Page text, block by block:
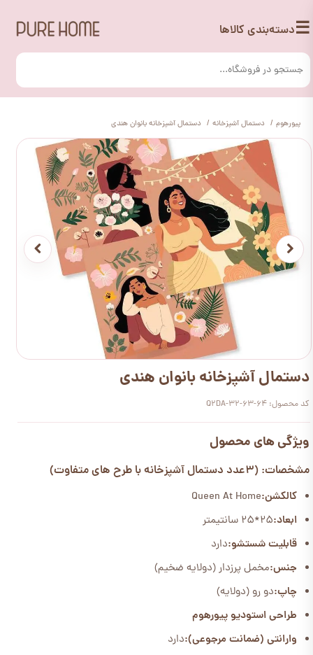
☰دسته‌بندی کالاها
پیورهوم دستمال آشپزخانه دستمال آشپزخانه بانوان هندی
دستمال آشپزخانه بانوان هندی
کد محصول: Q2DA-32-63-64
ویژگی های محصول
مشخصات: (3عدد دستمال آشپزخانه با طرح های متفاوت)
کالکشن:Queen At Home
ابعاد:25*25 سانتیمتر
قابلیت شستشو:دارد
جنس:مخمل پرزدار (دولایه ضخیم)
چاپ:دو رو (دولایه)
طراحی استودیو پیورهوم
وارانتی (ضمانت مرجوعی):دارد